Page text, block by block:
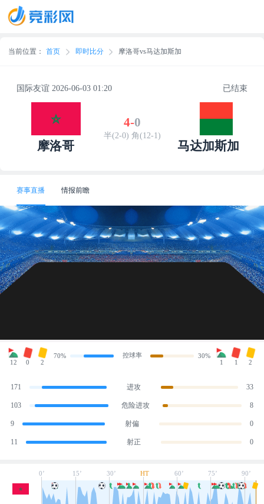
当前位置： 首页 即时比分 摩洛哥vs马达加斯加
国际友谊 2026-06-03 01:20 已结束
摩洛哥
4-0
半(2-0) 角(12-1)
马达加斯加
赛事直播 情报前瞻
12 0 2
70% 控球率
30%
1
1 2
171 进攻 33
103 危险进攻 8
9 射偏 0
11 射正 0
0’ 15’ 30’ HT 60’ 75’ 90’